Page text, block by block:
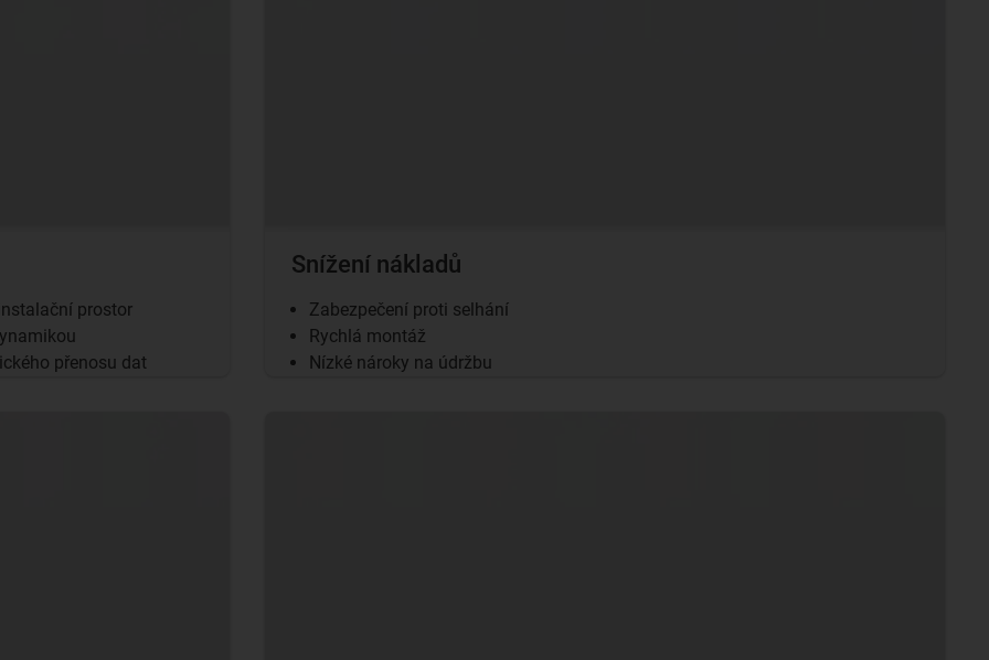
prostor
přenosu dat
Snížení nákladů
Zabezpečení proti selhání
Rychlá montáž
Nízké nároky na údržbu